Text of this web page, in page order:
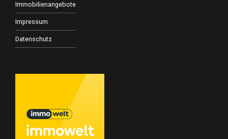
Immobilienangebote
Impressum
Datenschutz